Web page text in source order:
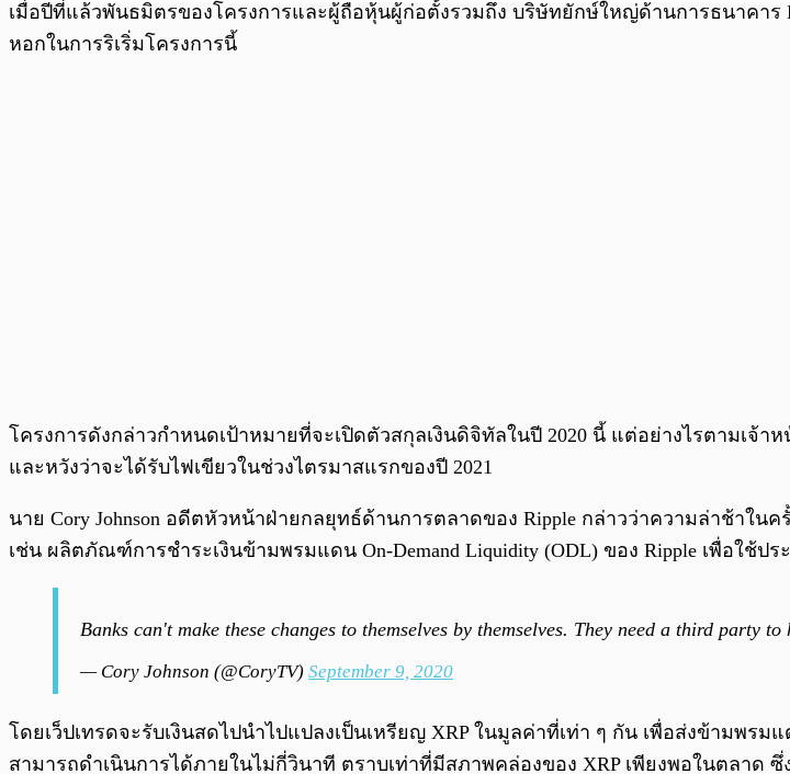
เมื่อปีที่แล้วพันธมิตรของโครงการและผู้ถือหุ้นผู้ก่อตั้งรวมถึง บริษัทยักษ์ใหญ่ด้านการธนาคาร
หอกในการริเริ่มโครงการนี้
โครงการดังกล่าวกำหนดเป้าหมายที่จะเปิดตัวสกุลเงินดิจิทัลในปี 2020 นี้ แต่อย่างไรตามเจ้
และหวังว่าจะได้รับไฟเขียวในช่วงไตรมาสแรกของปี 2021
นาย Cory Johnson อดีตหัวหน้าฝ่ายกลยุทธ์ด้านการตลาดของ Ripple กล่าวว่าความล่าช้าใ
เช่น ผลิตภัณฑ์การชำระเงินข้ามพรมแดน On-Demand Liquidity (ODL) ของ Ripple เพื่อใช้ป
Banks can't make these changes to themselves by themselves. They need a third party to
— Cory Johnson (@CoryTV) September 9, 2020
โดยเว็ปเทรดจะรับเงินสดไปนำไปแปลงเป็นเหรียญ XRP ในมูลค่าที่เท่า ๆ กัน เพื่อส่งข้ามพร
สามารถดำเนินการได้ภายในไม่กี่วินาที ตราบเท่าที่มีสภาพคล่องของ XRP เพียงพอในตลาด